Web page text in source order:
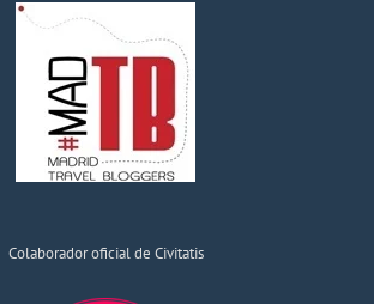
Colaborador oficial de Civitatis